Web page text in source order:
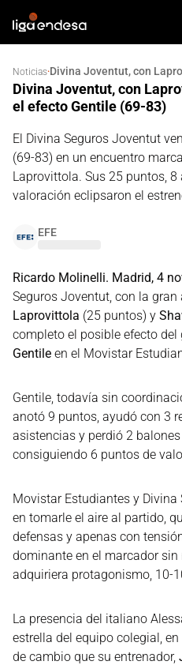
Noticias·
Divina Joventut, con
el efecto Gentile (69-83)
El Divina Seguros Joventut
(69-83) en un encuentro
Laprovittola. Sus 25 puntos,
valoración eclipsaron el
EFE
Ricardo Molinelli. Madrid, 4
Seguros Joventut, con la
Laprovittola (25 puntos) y
completo el posible efecto del
Gentile en el Movistar
Gentile, todavía sin
anotó 9 puntos, ayudó con 3
asistencias y perdió 2
consiguiendo 6 puntos de
Movistar Estudiantes y
en tomarle el aire al partido,
defensas y apenas con
dominante en el marcador
adquiriera protagonismo, 10-
La presencia del italiano
estrella del equipo colegial,
de cambio que su entrenador,